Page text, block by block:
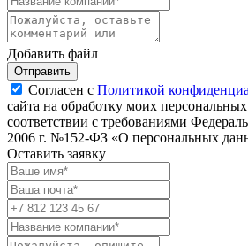
Добавить файл
Отправить
Согласен с Политикой
сайта на обработку моих
соответствии с требованиями
2006 г. №152-ФЗ «О персональных
Оставить заявку